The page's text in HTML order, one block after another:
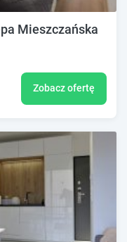
Mieszczańska
Zobacz ofertę